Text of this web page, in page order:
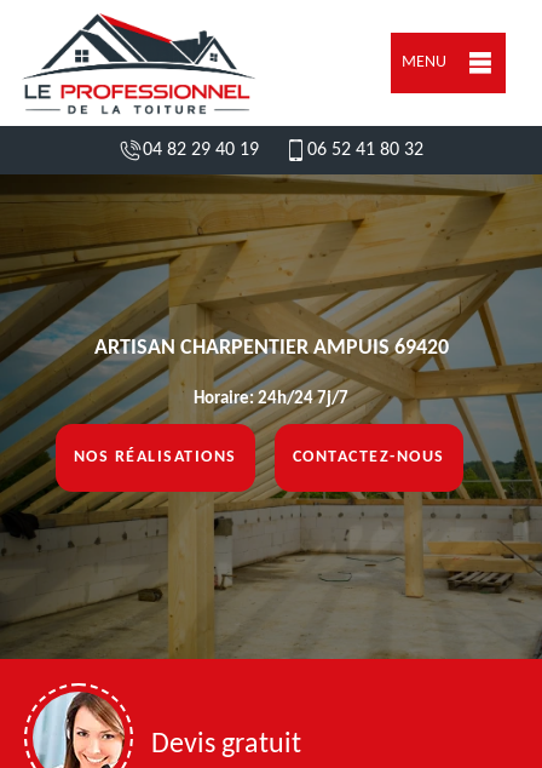
MENU
04 82 29 40 19 06 52 41 80 32
ARTISAN CHARPENTIER AMPUIS 69420
Horaire: 24h/24 7j/7
NOS RÉALISATIONS CONTACTEZ-NOUS
Devis gratuit